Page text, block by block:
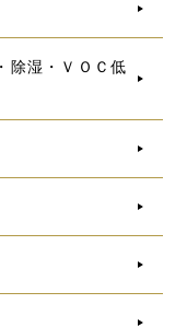
除湿・ＶＯＣ低